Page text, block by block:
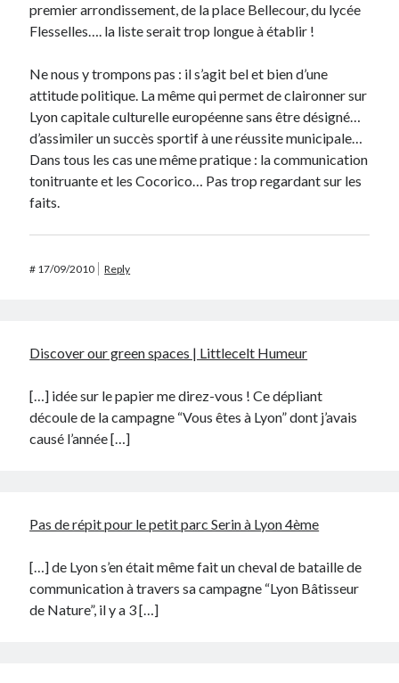
premier arrondissement, de la place Bellecour, du lycée
Flesselles…. la liste serait trop longue à établir !
Ne nous y trompons pas : il s’agit bel et bien d’une
attitude politique. La même qui permet de claironner sur
Lyon capitale culturelle européenne sans être désigné…
d’assimiler un succès sportif à une réussite municipale…
Dans tous les cas une même pratique : la communication
tonitruante et les Cocorico… Pas trop regardant sur les
faits.
# 17/09/2010 Reply
Discover our green spaces | Littlecelt Humeur
[…] idée sur le papier me direz-vous ! Ce dépliant
découle de la campagne “Vous êtes à Lyon” dont j’avais
causé l’année […]
Pas de répit pour le petit parc Serin à Lyon 4ème
[…] de Lyon s’en était même fait un cheval de bataille de
communication à travers sa campagne “Lyon Bâtisseur
de Nature”, il y a 3 […]